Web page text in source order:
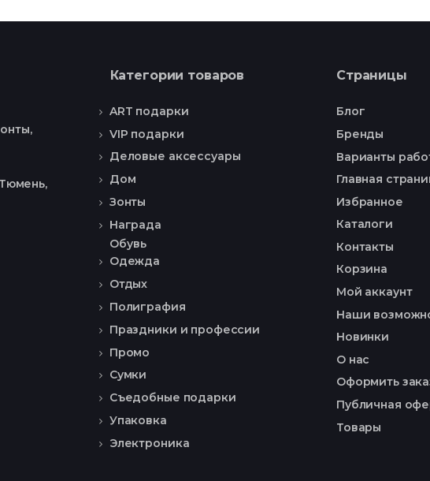
Категории товаров
ART подарки
VIP подарки
Деловые аксессуары
Дом
Зонты
Награда
Обувь
Одежда
Отдых
Полиграфия
Праздники и профессии
Промо
Сумки
Съедобные подарки
Упаковка
Электроника
Страницы
Блог
Бренды
Варианты
Главная
Избранное
Каталоги
Контакты
Корзина
Мой аккаунт
Наши
Новинки
О нас
Оформить
Публичная
Товары